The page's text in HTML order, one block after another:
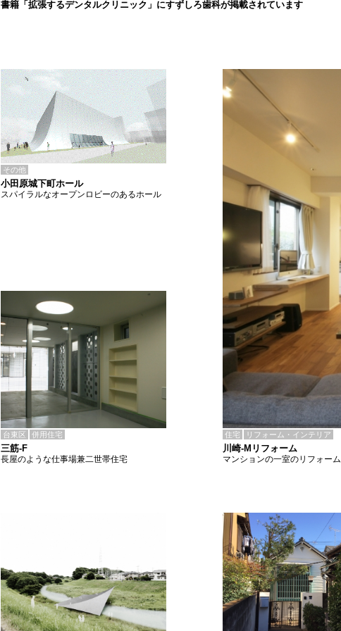
書籍「拡張するデンタルクリニック」にすずしろ歯科が掲載されています
その他
小田原城下町ホール
スパイラルなオープンロビーのあるホール
台東区 併用住宅
三筋-F
長屋のような仕事場兼二世帯住宅
住宅 リフォーム・インテリア
川崎-Mリフォーム
マンションの一室のリフォーム